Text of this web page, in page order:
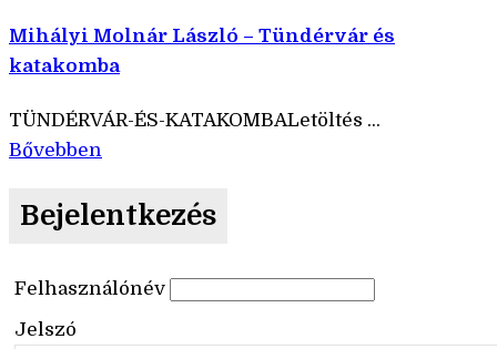
Mihályi Molnár László – Tündérvár és
katakomba
TÜNDÉRVÁR-ÉS-KATAKOMBALetöltés ...
Bővebben
Bejelentkezés
Felhasználónév
Jelszó